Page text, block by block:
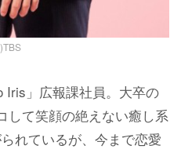
Iris」広報課社員。大卒の
して笑顔の絶えない癒し系
れているが、今まで恋愛